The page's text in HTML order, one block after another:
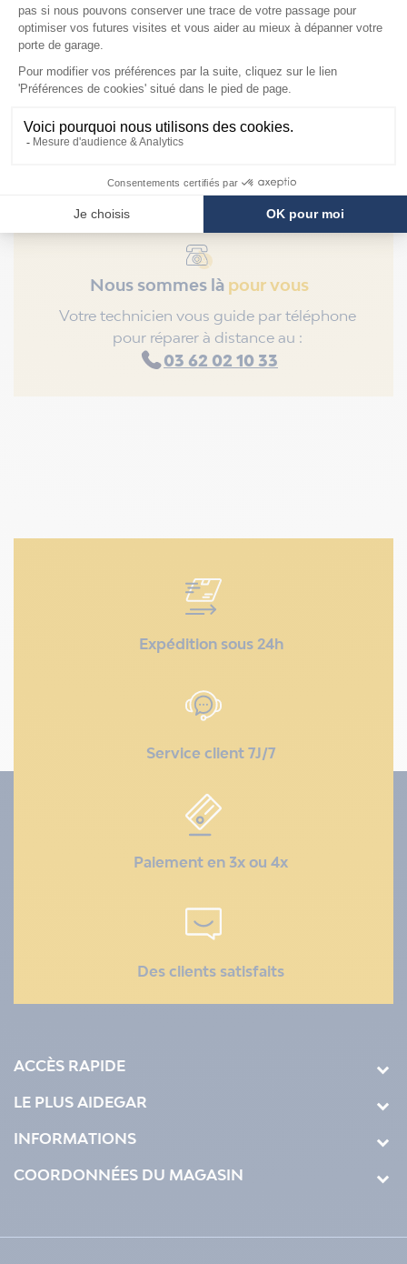
Moteur Novoferm
Trafeco
Nous sommes là pour vous
Votre technicien vous guide par téléphone
pour réparer à distance au :
03 62 02 10 33
Expédition sous 24h
Service client 7J/7
Paiement en 3x ou 4x
Des clients satisfaits
ACCÈS RAPIDE
LE PLUS AIDEGAR
INFORMATIONS
COORDONNÉES DU MAGASIN